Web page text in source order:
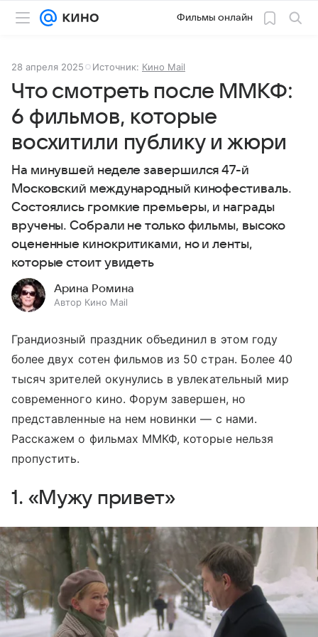
Фильмы онлайн
28 апреля 2025 Источник: Кино Mail
Что смотреть после ММКФ:
6 фильмов, которые
восхитили публику и жюри
На минувшей неделе завершился 47-й
Московский международный кинофестиваль.
Состоялись громкие премьеры, и награды
вручены. Собрали не только фильмы, высоко
оцененные кинокритиками, но и ленты,
которые стоит увидеть
Арина Ромина
Автор Кино Mail
Грандиозный праздник объединил в этом году
более двух сотен фильмов из 50 стран. Более 40
тысяч зрителей окунулись в увлекательный мир
современного кино. Форум завершен, но
представленные на нем новинки — с нами.
Расскажем о фильмах ММКФ, которые нельзя
пропустить.
1. «Мужу привет»